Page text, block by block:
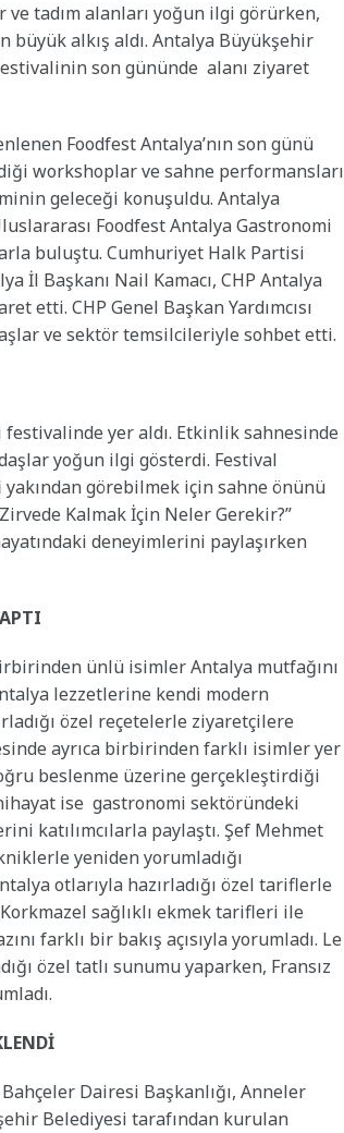
tadım alanları yoğun ilgi görürken,
alkış aldı. Antalya Büyükşehir
son gününde alanı ziyaret
Foodfest Antalya’nın son günü
workshoplar ve sahne performansları
geleceği konuşuldu. Antalya
Foodfest Antalya Gastronomi
buluştu. Cumhuriyet Halk Partisi
İl Başkanı Nail Kamacı, CHP Antalya
etti. CHP Genel Başkan Yardımcısı
ve sektör temsilcileriyle sohbet etti.
yer aldı. Etkinlik sahnesinde
yoğun ilgi gösterdi. Festival
görebilmek için sahne önünü
Kalmak İçin Neler Gerekir?”
deneyimlerini paylaşırken
ünlü isimler Antalya mutfağını
lezzetlerine kendi modern
özel reçetelerle ziyaretçilere
ayrıca birbirinden farklı isimler yer
beslenme üzerine gerçekleştirdiği
ise gastronomi sektöründeki
katılımcılarla paylaştı. Şef Mehmet
yeniden yorumladığı
otlarıyla hazırladığı özel tariflerle
sağlıklı ekmek tarifleri ile
farklı bir bakış açısıyla yorumladı. Le
özel tatlı sunumu yaparken, Fransız
Dairesi Başkanlığı, Anneler
Belediyesi tarafından kurulan